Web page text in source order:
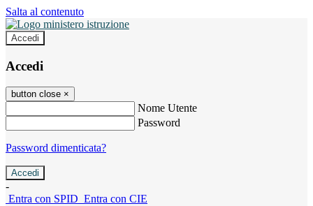
Salta al contenuto
Accedi
Accedi
button close ×
Nome Utente
Password
Password dimenticata?
-
Entra con SPID Entra con CIE